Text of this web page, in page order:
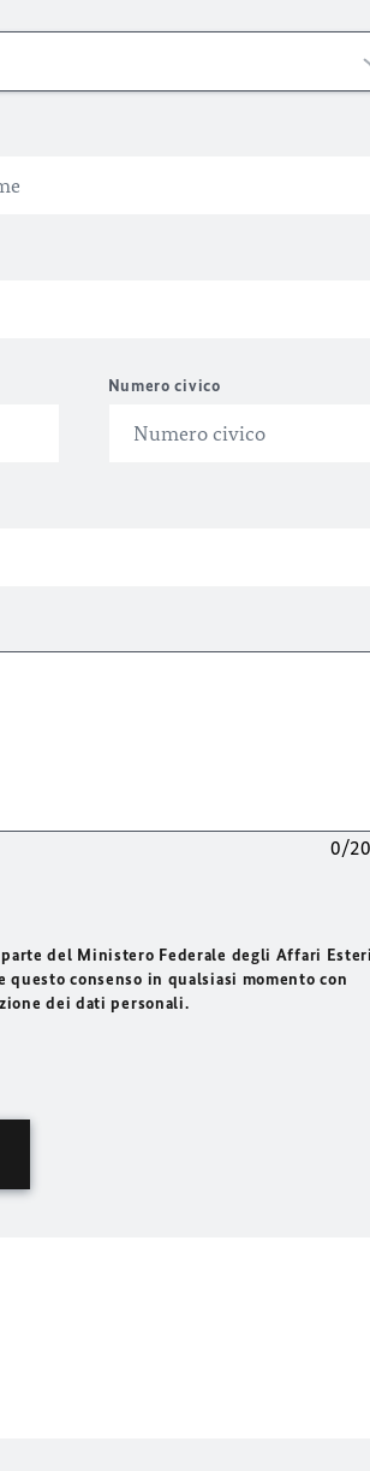
Numero civico
0/
del Ministero Federale degli Affari
consenso in qualsiasi momento con
dei dati personali.